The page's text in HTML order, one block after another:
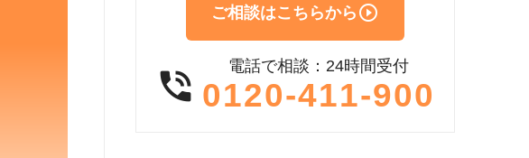
ご相談はこちらから 
 電話で相談：24時間受付
0120-411-900